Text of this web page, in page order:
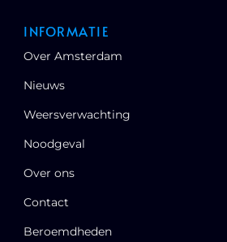
INFORMATIE
Over Amsterdam
Nieuws
Weersverwachting
Noodgeval
Over ons
Contact
Beroemdheden​